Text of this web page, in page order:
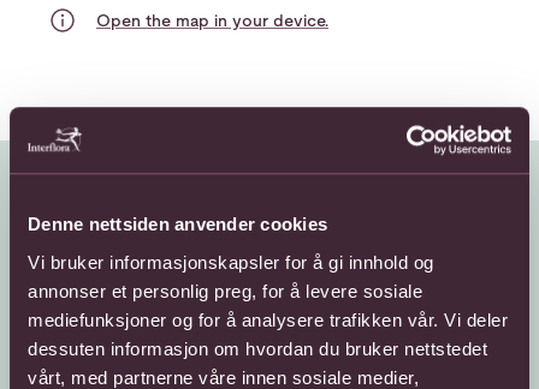
Denne nettsiden anvender cookies
Vi bruker informasjonskapsler for å gi innhold og
annonser et personlig preg, for å levere sosiale
mediefunksjoner og for å analysere trafikken vår. Vi deler
dessuten informasjon om hvordan du bruker nettstedet
vårt, med partnerne våre innen sosiale medier,
Open the map in your device.
Kundeservice Sende blomster